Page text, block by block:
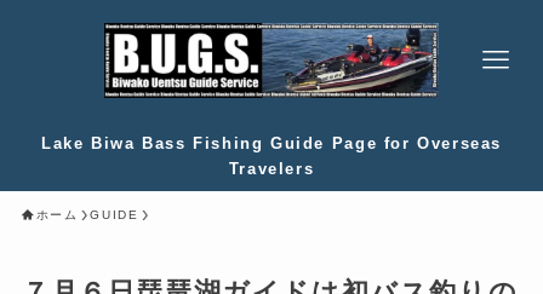
Lake Biwa Bass Fishing Guide Page for Overseas
Travelers
ホーム GUIDE